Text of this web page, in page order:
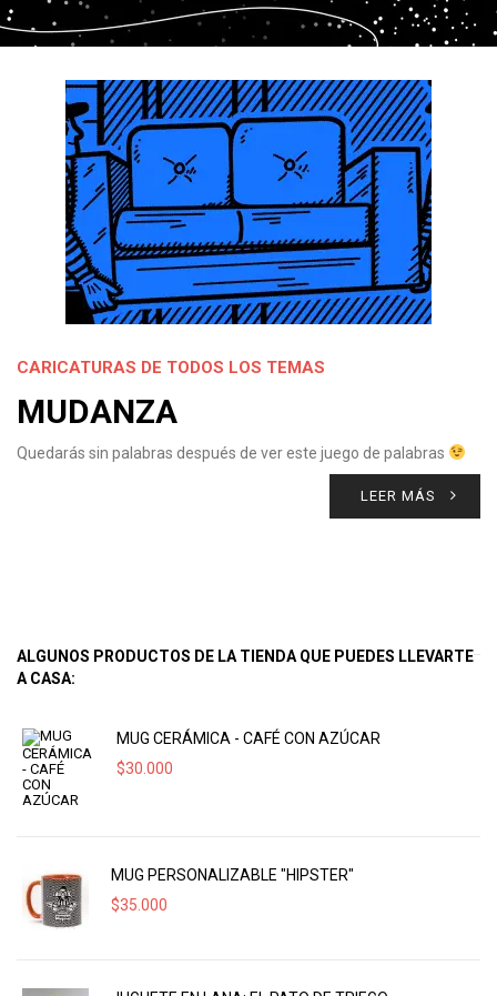
CARICATURAS DE TODOS LOS TEMAS
MUDANZA
Quedarás sin palabras después de ver este juego de palabras
LEER MÁS
ALGUNOS PRODUCTOS DE LA TIENDA QUE PUEDES LLEVARTE
A CASA:
MUG CERÁMICA - CAFÉ CON AZÚCAR
$30.000
MUG PERSONALIZABLE "HIPSTER"
$35.000